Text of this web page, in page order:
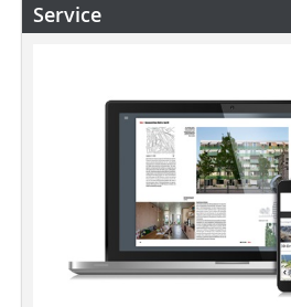
Service